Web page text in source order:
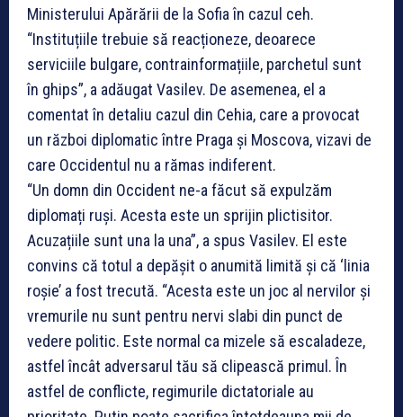
Ministerului Apărării de la Sofia în cazul ceh.
“Instituțiile trebuie să reacționeze, deoarece
serviciile bulgare, contrainformațiile, parchetul sunt
în ghips”, a adăugat Vasilev. De asemenea, el a
comentat în detaliu cazul din Cehia, care a provocat
un război diplomatic între Praga și Moscova, vizavi de
care Occidentul nu a rămas indiferent.
“Un domn din Occident ne-a făcut să expulzăm
diplomați ruși. Acesta este un sprijin plictisitor.
Acuzațiile sunt una la una”, a spus Vasilev. El este
convins că totul a depășit o anumită limită și că ‘linia
roșie’ a fost trecută. “Acesta este un joc al nervilor și
vremurile nu sunt pentru nervi slabi din punct de
vedere politic. Este normal ca mizele să escaladeze,
astfel încât adversarul tău să clipească primul. În
astfel de conflicte, regimurile dictatoriale au